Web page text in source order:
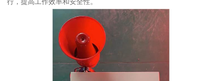
行，提高工作效率和安全性。